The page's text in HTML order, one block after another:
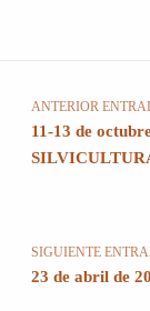
ANTERIOR
11-13 de
SIGUIENTE
23 de abril de